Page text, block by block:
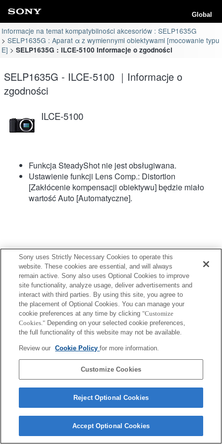
Global
Informacje na temat kompatybilności akcesoriów : SELP1635G
SELP1635G : Aparat α z wymiennymi obiektywami [mocowanie typu
E]
SELP1635G : ILCE-5100 Informacje o zgodności
SELP1635G - ILCE-5100 ｜Informacje o
zgodności
ILCE-5100
Funkcja SteadyShot nie jest obsługiwana.
Ustawienie funkcji Lens Comp.: Distortion
[Zakłócenie kompensacji obiektywu] będzie miało
wartość Auto [Automatyczne].
Copyright 2026 Sony Corporation
Sony uses Strictly Necessary Cookies to operate this
website. These cookies are essential, and will always
remain active. Sony also uses Optional Cookies to improve
site functionality, analyze usage, deliver advertisements and
interact with third parties. By using this site, you agree to
the placement of Optional Cookies. You can manage your
cookie preferences at any time by clicking "Customize
Cookies." Depending on your selected cookie preferences,
the full functionality of this website may not be available.
Review our Cookie Policyfor more information.
Customize Cookies
Reject Optional Cookies
Accept Optional Cookies